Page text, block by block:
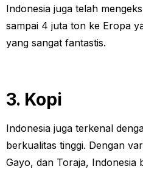
Indonesia juga telah
sampai 4 juta ton ke Eropa
yang sangat fantastis.
3. Kopi
Indonesia juga terkenal
berkualitas tinggi. Dengan
Gayo, dan Toraja, Indonesia